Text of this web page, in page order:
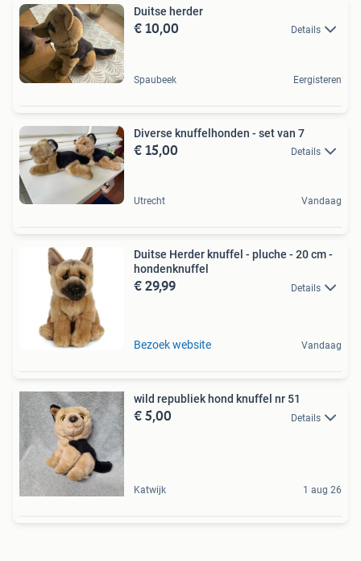
Duitse herder
€ 10,00 Details
Spaubeek Eergisteren
Diverse knuffelhonden - set van 7
€ 15,00 Details
Utrecht Vandaag
Duitse Herder knuffel - pluche - 20 cm -
hondenknuffel
€ 29,99 Details
Bezoek website Vandaag
wild republiek hond knuffel nr 51
€ 5,00 Details
Katwijk 1 aug 26